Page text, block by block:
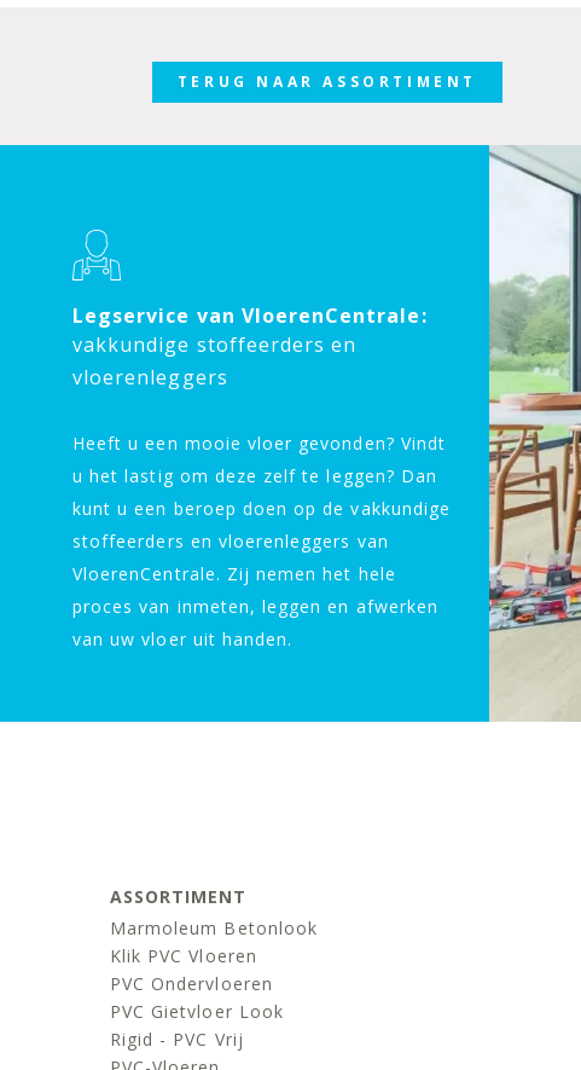
TERUG NAAR ASSORTIMENT
Legservice van VloerenCentrale:
vakkundige stoffeerders en
vloerenleggers
Heeft u een mooie vloer gevonden? Vindt
u het lastig om deze zelf te leggen? Dan
kunt u een beroep doen op de vakkundige
stoffeerders en vloerenleggers van
VloerenCentrale. Zij nemen het hele
proces van inmeten, leggen en afwerken
van uw vloer uit handen.
ASSORTIMENT
Marmoleum Betonlook
Klik PVC Vloeren
PVC Ondervloeren
PVC Gietvloer Look
Rigid - PVC Vrij